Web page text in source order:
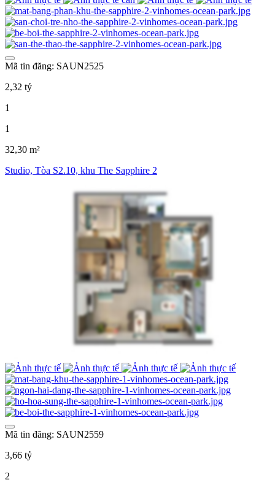
Mã tin đăng: SAUN2525
2,32 tỷ
1
1
32,30 m²
Studio, Tòa S2.10, khu The Sapphire 2
Mã tin đăng: SAUN2559
3,66 tỷ
2